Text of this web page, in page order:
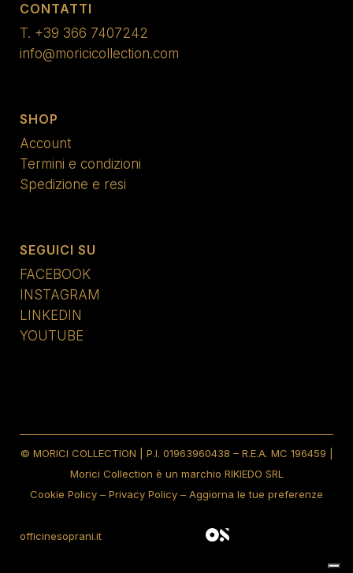
CONTATTI
T. +39 366 7407242
info@moricicollection.com
SHOP
Account
Termini e condizioni
Spedizione e resi
SEGUICI SU
FACEBOOK
INSTAGRAM
LINKEDIN
YOUTUBE
© MORICI COLLECTION | P.I. 01963960438 – R.E.A. MC 196459 |
Morici Collection è un marchio RIKIEDO SRL
Cookie Policy – Privacy Policy – Aggiorna le tue preferenze
officinesoprani.it